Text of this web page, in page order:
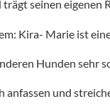
trägt seinen eigenen
Kira- Marie ist
Hunden sehr
anfassen und